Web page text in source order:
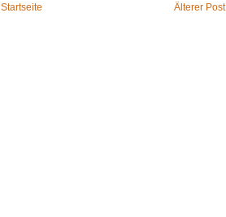
Älterer Post
Startseite